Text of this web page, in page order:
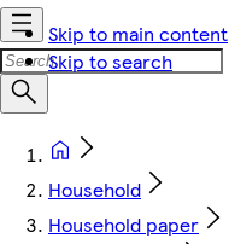
Skip to main content
Skip to search
Household
Household paper